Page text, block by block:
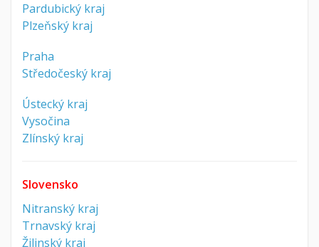
Pardubický kraj
Plzeňský kraj
Praha
Středočeský kraj
Ústecký kraj
Vysočina
Zlínský kraj
Slovensko
Nitranský kraj
Trnavský kraj
Žilinský kraj